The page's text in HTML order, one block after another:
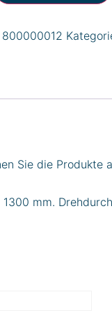
800000012
Sie die Produkte
mm.